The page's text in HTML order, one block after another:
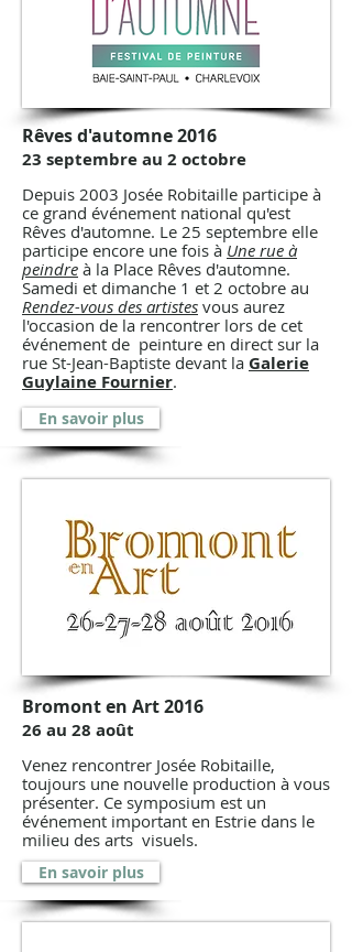
Rêves d'automne 2016
23 septembre au 2 octobre
Depuis 2003 Josée Robitaille participe à
ce grand événement national qu'est
Rêves d'automne. Le 25 septembre elle
participe encore une fois à Une rue à
peindre à la Place Rêves d'automne.
Samedi et dimanche 1 et 2 octobre au
Rendez-vous des artistes vous aurez
l'occasion de la rencontrer lors de cet
événement de peinture en direct sur la
rue St-Jean-Baptiste devant la Galerie
Guylaine Fournier.
En savoir plus
Bromont en Art 2016
26 au 28 août
Venez rencontrer Josée Robitaille,
toujours une nouvelle production à vous
présenter. Ce symposium est un
événement important en Estrie dans le
milieu des arts visuels.
En savoir plus